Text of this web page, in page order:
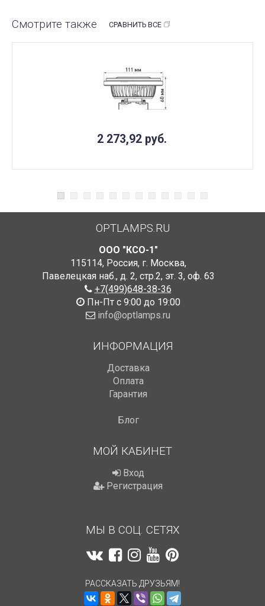
Смотрите также СРАВНИТЬ ВСЕ
2 273,92 руб.
OPTLAMPS.RU
ООО "КСО-1"
115114, Россия, г. Москва,
Павелецкая наб., д. 2, стр.2, эт. 3, оф. 63
+7(499)648-38-36
Пн-Пт с 9:00 до 19:00
info@optlamps.ru
ИНФОРМАЦИЯ
Доставка
Оплата
Гарантия
Блог
МОЙ КАБИНЕТ
Вход
Регистрация
МЫ В СОЦ. СЕТЯХ
РАССКАЗАТЬ ДРУЗЬЯМ!